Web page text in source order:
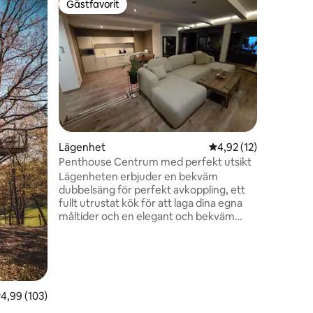
av 5 i genomsnittligt betyg, 103 omdömen
4,99 (103)
Gästfavorit
Gästfavorit
Lägenhet 4,92 av 5 i
4,92 (12)
Penthouse Centrum med perfekt utsikt
Lägenheten erbjuder en bekväm
dubbelsäng för perfekt avkoppling, ett
fullt utrustat kök för att laga dina egna
måltider och en elegant och bekväm